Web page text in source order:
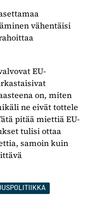
vähentäisi
EU-
on, miten
ne eivät tottele
pitää miettiä EU-
tulisi ottaa
samoin kuin